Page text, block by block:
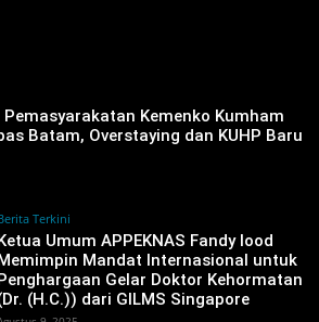
Kemenko Kumham
Batam, Overstaying dan KUHP Baru
Terkini
Umum APPEKNAS Fandy Iood
Mandat Internasional untuk
Gelar Doktor Kehormatan
(H.C.)) dari GILMS Singapore